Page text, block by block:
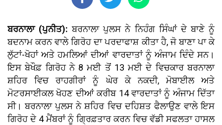
ਬਰਨਾਲਾ (ਪੁਨੀਤ): ਬਰਨਾਲਾ ਪੁਲਸ ਨੇ ਨਿਹੰਗ ਸਿੰਘਾਂ ਦੇ ਬਾਣੇ ਨੂੰ
ਬਦਨਾਮ ਕਰਨ ਵਾਲੇ ਗਿਰੋਹ ਦਾ ਪਰਦਾਫਾਸ਼ ਕੀਤਾ ਹੈ, ਜੋ ਬਾਣਾ ਪਾ ਕੇ
ਲੁੱਟਾਂ-ਖੋਹਾਂ ਅਤੇ ਹਮਲਿਆਂ ਦੀਆਂ ਵਾਰਦਾਤਾਂ ਨੂੰ ਅੰਜਾਮ ਦਿੰਦੇ ਸਨ।
ਇਸ ਬੇਖੌਫ਼ ਗਿਰੋਹ ਨੇ 8 ਮਈ ਤੋਂ 13 ਮਈ ਦੇ ਵਿਚਕਾਰ ਬਰਨਾਲਾ
ਸ਼ਹਿਰ ਵਿਚ ਰਾਹਗੀਰਾਂ ਨੂੰ ਘੇਰ ਕੇ ਨਕਦੀ, ਮੋਬਾਈਲ ਅਤੇ
ਮੋਟਰਸਾਈਕਲ ਖੋਹਣ ਦੀਆਂ ਕਰੀਬ 14 ਵਾਰਦਾਤਾਂ ਨੂੰ ਅੰਜਾਮ ਦਿੱਤਾ
ਸੀ। ਬਰਨਾਲਾ ਪੁਲਸ ਨੇ ਸ਼ਹਿਰ ਵਿਚ ਦਹਿਸ਼ਤ ਫੈਲਾਉਣ ਵਾਲੇ ਇਸ
ਗਿਰੋਹ ਦੇ 4 ਮੈਂਬਰਾਂ ਨੂੰ ਗ੍ਰਿਫ਼ਤਾਰ ਕਰਨ ਵਿਚ ਵੱਡੀ ਸਫਲਤਾ ਹਾਸਲ